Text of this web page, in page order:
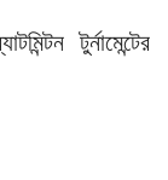
টুর্নামেন্টের